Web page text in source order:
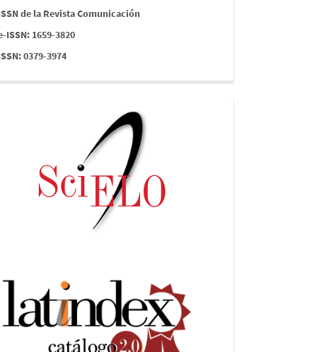
de la Revista Comunicación
ISSN: 1659-3820
0379-3974